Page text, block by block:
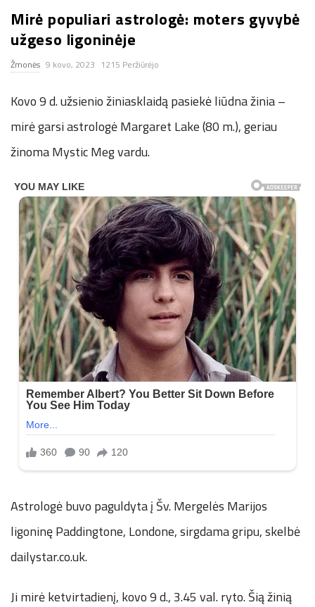
n
.
n
e
t
Mirė populiari astrologė: moters gyvybė
užgeso ligoninėje
Žmonės 9 kovo, 2023 1215 Peržiūrėjo
Kovo 9 d. užsienio žiniasklaidą pasiekė liūdna žinia –
mirė garsi astrologė Margaret Lake (80 m.), geriau
žinoma Mystic Meg vardu.
Astrologė buvo paguldyta į Šv. Mergelės Marijos
ligoninę Paddingtone, Londone, sirgdama gripu, skelbė
dailystar.co.uk.
Ji mirė ketvirtadienį, kovo 9 d., 3.45 val. ryto. Šią žinią